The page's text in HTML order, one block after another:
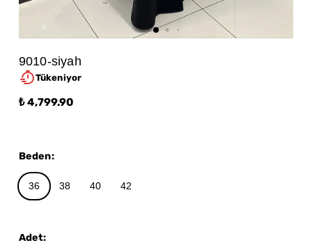
9010-siyah
Tükeniyor
₺ 4,799.90
Beden:
36 38 40 42
Adet: